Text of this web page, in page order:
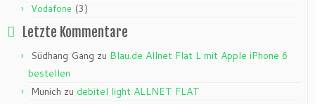
Vodafone (3)
Letzte Kommentare
Südhang Gang zu Blau.de Allnet Flat L mit Apple iPhone 6
bestellen
Munich zu debitel light ALLNET FLAT